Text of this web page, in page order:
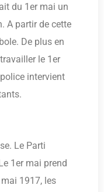
du 1er mai un
A partir de cette
De plus en
le 1er
intervient
Le Parti
1er mai prend
1917, les